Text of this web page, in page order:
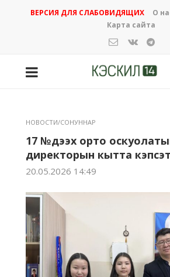
ВЕРСИЯ ДЛЯ СЛАБОВИДЯЩИХ О
Карта сайта
НОВОСТИ/СОНУННАР
17 №дээх орто
директорын кытта
20.05.2026 14:49